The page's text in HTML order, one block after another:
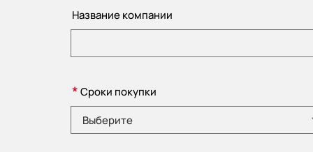
Название компании
*Сроки покупки